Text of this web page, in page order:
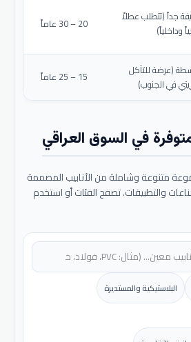
جداً (تتطلب عطلاً
وداخلياً)
20 – 30 عاماً
(عرضة للتآكل
في الجنوب)
15 – 25 عاماً
في السوق العراقي
متنوعة وشاملة من الأنابيب المصممة
والتطبيقات. تصفح الفئات أو استخدم
البلاستيكية والمستديرة